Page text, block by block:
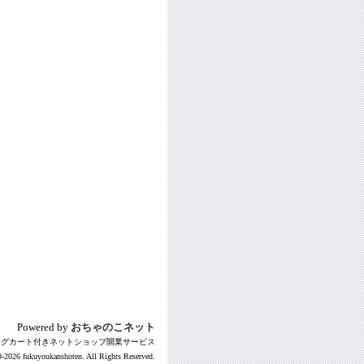
Powered by おちゃのこネット
カート付きネットショップ開業サービス
2026 fukuyoukanshoten. All Rights Reserved.